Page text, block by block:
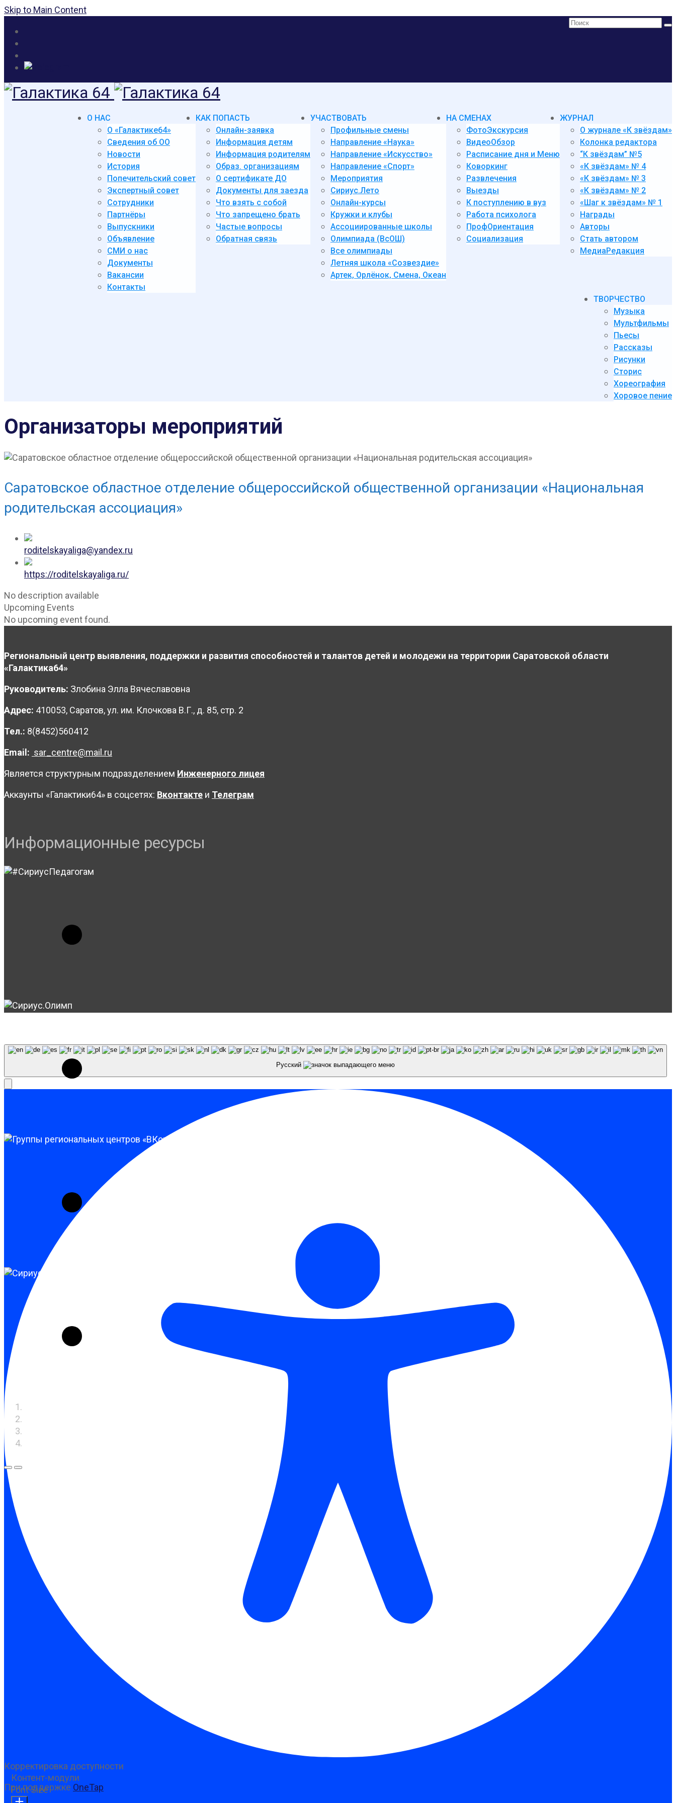
Skip to Main Content
Поиск:
О НАС
О «Галактике64»
Сведения об ОО
Новости
История
Попечительский совет
Экспертный совет
Сотрудники
Партнёры
Выпускники
Объявление
СМИ о нас
Документы
Вакансии
Контакты
КАК ПОПАСТЬ
Онлайн-заявка
Информация детям
Информация родителям
Образ. организациям
О сертификате ДО
Документы для заезда
Что взять с собой
Что запрещено брать
Частые вопросы
Обратная связь
УЧАСТВОВАТЬ
Профильные смены
Направление «Наука»
Направление «Искусство»
Направление «Спорт»
Мероприятия
Сириус.Лето
Онлайн-курсы
Кружки и клубы
Ассоциированные школы
Олимпиада (ВсОШ)
Все олимпиады
Летняя школа «Созвездие»
Артек, Орлёнок, Смена, Океан
НА СМЕНАХ
ФотоЭкскурсия
ВидеоОбзор
Расписание дня и Меню
Коворкинг
Развлечения
Выезды
К поступлению в вуз
Работа психолога
ПрофОриентация
Социализация
ЖУРНАЛ
О журнале «К звёздам»
Колонка редактора
“К звёздам” №5
«К звёздам» № 4
«К звёздам» № 3
«К звёздам» № 2
«Шаг к звёздам» № 1
Награды
Авторы
Стать автором
МедиаРедакция
ТВОРЧЕСТВО
Музыка
Мультфильмы
Пьесы
Рассказы
Рисунки
Сторис
Хореография
Хоровое пение
Организаторы мероприятий
Саратовское областное отделение общероссийской общественной организации «Национальная
родительская ассоциация»
roditelskayaliga@yandex.ru
https://roditelskayaliga.ru/
No description available
Upcoming Events
No upcoming event found.
Региональный центр выявления, поддержки и развития способностей и талантов детей и молодежи на территории Саратовской области
«Галактика64»
Руководитель: Злобина Элла Вячеславовна
Адрес: 410053, Саратов, ул. им. Клочкова В.Г., д. 85, стр. 2
Тел.: 8(8452)560412
Email: sar_centre@mail.ru
Является структурным подразделением Инженерного лицея
Аккаунты «Галактики64» в соцсетях: Вконтакте и Телеграм
Информационные ресурсы
Предыдущий слайд
Следующий слайд
Русский
Корректировка доступности
При поддержке OneTap
Контент-модули
Font Size